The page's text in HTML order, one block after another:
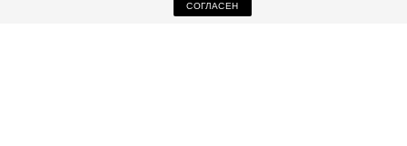
СОГЛАСЕН